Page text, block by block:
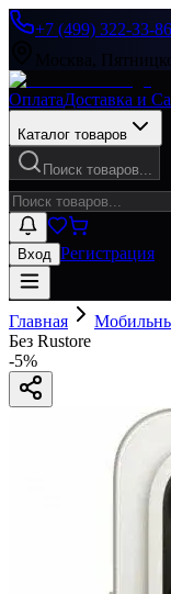
+7 (499) 322-33-86
Москва,
ОплатаДоставка и
Каталог товаров
Поиск товаров...
Вход Регистрация
Главная
Без Rustore
-5%